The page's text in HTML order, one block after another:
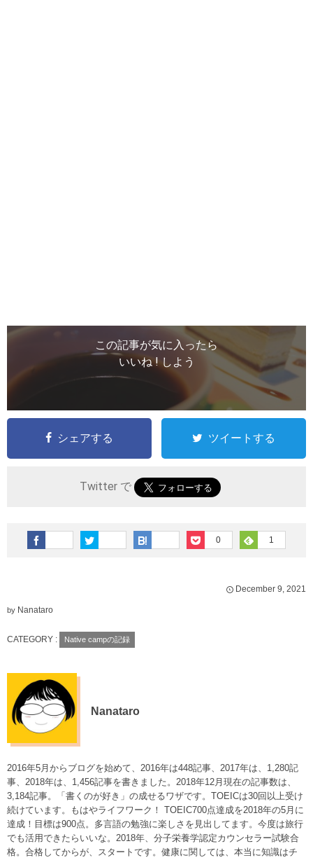
この記事が気に入ったら
いいね ! しよう
シェアする ツイートする
Twitter で
0 1
December 9 2021
by Nanataro
CATEGORY : Native campの記録
Nanataro
2016年5月からブログを始めて、2016年は448記事、2017年は、1,280記
事、2018年は、1,456記事を書きました。2018年12月現在の記事数は、
3,184記事。「書くのが好き」の成せるワザです。TOEICは30回以上受け
続けています。もはやライフワーク！ TOEIC700点達成を2018年の5月に
達成！目標は900点。多言語の勉強に楽しさを見出してます。今度は旅行
でも活用できたらいいな。2018年、分子栄養学認定カウンセラー試験合
格。合格してからが、スタートです。健康に関しては、本当に知識はチ